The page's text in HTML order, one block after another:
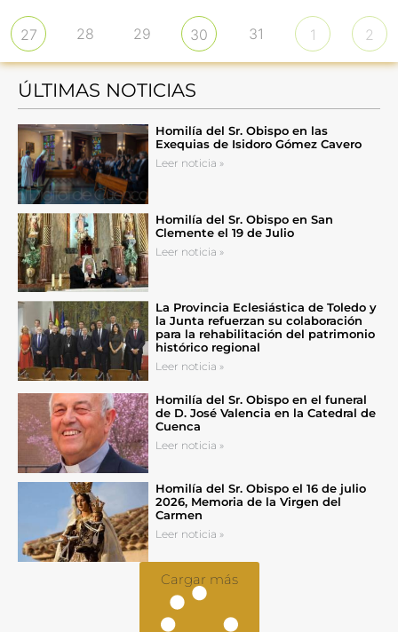
27 28 29 30 31 1 2
ÚLTIMAS NOTICIAS
Homilía del Sr. Obispo en las
Exequias de Isidoro Gómez Cavero
Leer noticia »
Homilía del Sr. Obispo en San
Clemente el 19 de Julio
Leer noticia »
La Provincia Eclesiástica de Toledo y
la Junta refuerzan su colaboración
para la rehabilitación del patrimonio
histórico regional
Leer noticia »
Homilía del Sr. Obispo en el funeral
de D. José Valencia en la Catedral de
Cuenca
Leer noticia »
Homilía del Sr. Obispo el 16 de julio
2026, Memoria de la Virgen del
Carmen
Leer noticia »
Cargar más